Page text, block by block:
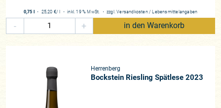
0,75 l ・ 25,20 €/ l ・inkl. 19 % MwSt. ・ zzgl.Versandkosten / Lebensmittelangaben
- + in den Warenkorb
Herrenberg
Bockstein Riesling Spätlese 2023